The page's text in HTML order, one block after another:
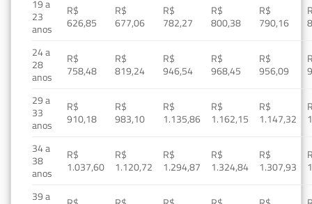
19 a
23
anos
R$
626,85
R$
677,06
R$
782,27
R$
800,38
R$
790,16
24 a
28
anos
R$
758,48
R$
819,24
R$
946,54
R$
968,45
R$
956,09
29 a
33
anos
R$
910,18
R$
983,10
R$
1.135,86
R$
1.162,15
R$
1.147,32
34 a
38
anos
R$
1.037,60
R$
1.120,72
R$
1.294,87
R$
1.324,84
R$
1.307,93
39 a